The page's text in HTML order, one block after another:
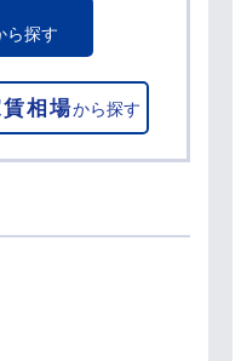
ら探す
相場から探す